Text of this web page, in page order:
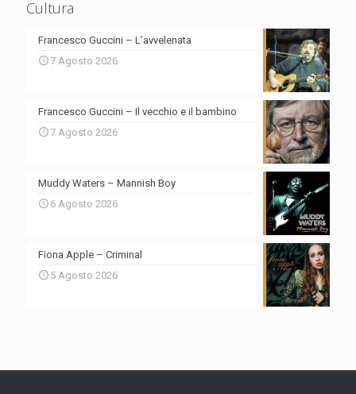
Cultura
Francesco Guccini – L’avvelenata
7 Agosto 2026
Francesco Guccini – Il vecchio e il bambino
7 Agosto 2026
Muddy Waters – Mannish Boy
6 Agosto 2026
Fiona Apple – Criminal
5 Agosto 2026